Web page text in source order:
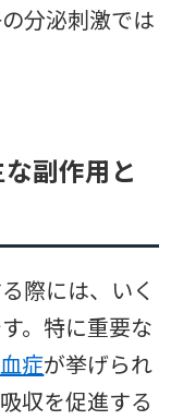
分泌刺激では
副作用と
際には、いく
。特に重要な
症が挙げられ
収を促進する